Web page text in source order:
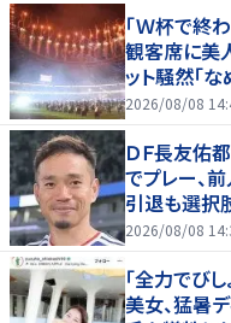
「Ｗ杯で終
観客席に美
ット騒然「な
級に可愛す
2026/08/08
ＤＦ長友佑
でプレー、
引退も選択
2026/08/08
「全力でび
美女、猛暑